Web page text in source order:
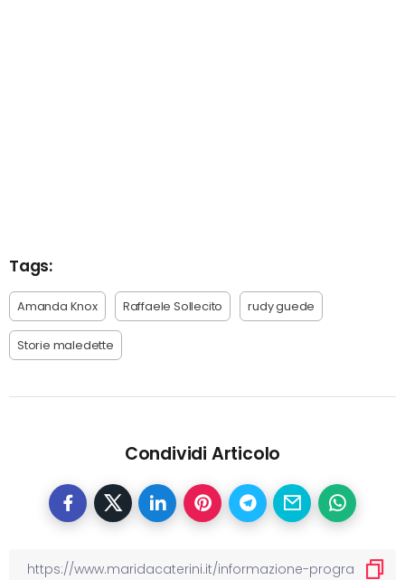
Tags:
Amanda Knox Raffaele Sollecito rudy guede
Storie maledette
Condividi Articolo